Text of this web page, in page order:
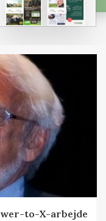
to-X-arbejde